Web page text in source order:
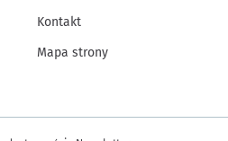
Kontakt
Mapa strony